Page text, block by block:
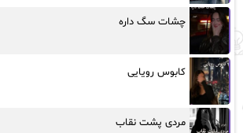
چشات سگ داره
کابوس رویایی
مردی پشت نقاب